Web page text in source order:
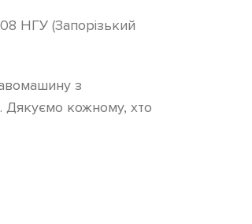
НГУ (Запорізький
з
Дякуємо кожному, хто